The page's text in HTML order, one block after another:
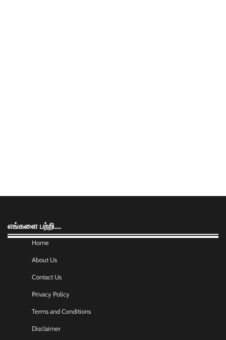
எங்களை பற்றி….
Home
About Us
Contact Us
Privacy Policy
Terms and Conditions
Disclaimer